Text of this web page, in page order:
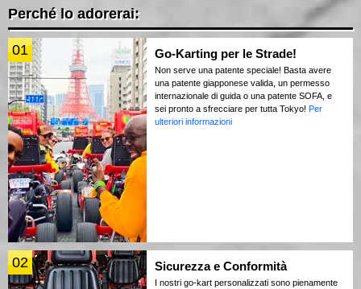
Perché lo adorerai:
01 Go-Karting per le Strade!
Non serve una patente speciale! Basta avere
una patente giapponese valida, un permesso
internazionale di guida o una patente SOFA, e
sei pronto a sfrecciare per tutta Tokyo! Per
ulteriori informazioni
02 Sicurezza e Conformità
I nostri go-kart personalizzati sono pienamente